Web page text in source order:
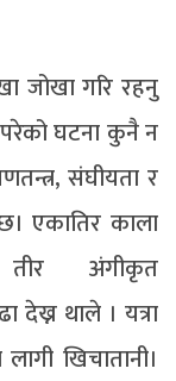
जोखा गरि रहनु
परेको घटना कुनै न
संघीयता र
एकातिर काला
तीर अंगीकृत
देख्न थाले । यत्रा
खिचातानी।